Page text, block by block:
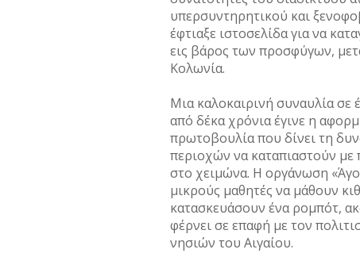
υπερσυντηρητικού και
έφτιαξε ιστοσελίδα για να
εις βάρος των προσφύγων,
Κολωνία.
Μια καλοκαιρινή συναυλία σε
από δέκα χρόνια έγινε η
πρωτοβουλία που δίνει τη
περιοχών να καταπιαστούν
στο χειμώνα. Η οργάνωση
μικρούς μαθητές να μάθουν
κατασκευάσουν ένα ρομπότ,
φέρνει σε επαφή με τον
νησιών του Αιγαίου.